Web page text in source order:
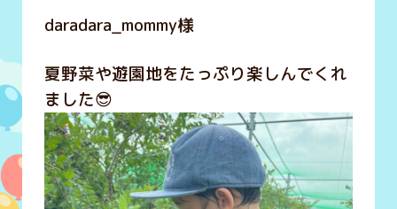
daradara_mommy様
夏野菜や遊園地をたっぷり楽しんでくれ
ました😎